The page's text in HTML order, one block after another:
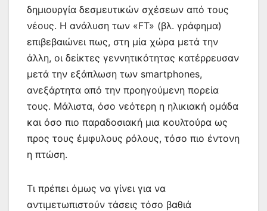
δημιουργία δεσμευτικών σχέσεων από τους
νέους. Η ανάλυση των «FT» (βλ. γράφημα)
επιβεβαιώνει πως, στη μία χώρα μετά την
άλλη, οι δείκτες γεννητικότητας κατέρρευσαν
μετά την εξάπλωση των smartphones,
ανεξάρτητα από την προηγούμενη πορεία
τους. Μάλιστα, όσο νεότερη η ηλικιακή ομάδα
και όσο πιο παραδοσιακή μια κουλτούρα ως
προς τους έμφυλους ρόλους, τόσο πιο έντονη
η πτώση.
Τι πρέπει όμως να γίνει για να
αντιμετωπιστούν τάσεις τόσο βαθιά